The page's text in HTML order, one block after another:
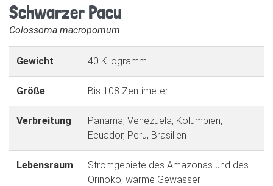
Schwarzer Pacu
Colossoma macropomum
Gewicht 40 Kilogramm
Größe Bis 108 Zentimeter
Verbreitung
Panama, Venezuela, Kolumbien,
Ecuador, Peru, Brasilien
Lebensraum
Stromgebiete des Amazonas und des
Orinoko; warme Gewässer